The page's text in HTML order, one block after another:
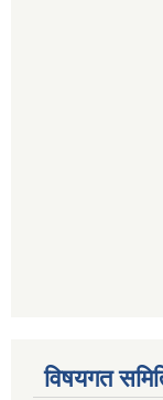
विषयगत